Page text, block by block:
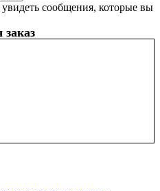
сообщения, которые вы